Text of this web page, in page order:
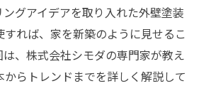
グアイデアを取り入れた外壁塗装
すれば、家を新築のように見せるこ
は、株式会社シモダの専門家が教え
からトレンドまでを詳しく解説して